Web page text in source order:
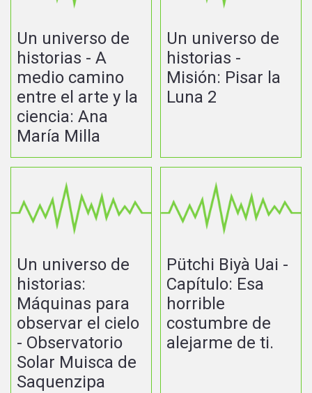
Un universo de
historias - A
medio camino
entre el arte y la
ciencia: Ana
María Milla
Un universo de
historias -
Misión: Pisar la
Luna 2
Un universo de
historias:
Máquinas para
observar el cielo
- Observatorio
Solar Muisca de
Saquenzipa
Pütchi Biyà Uai -
Capítulo: Esa
horrible
costumbre de
alejarme de ti.